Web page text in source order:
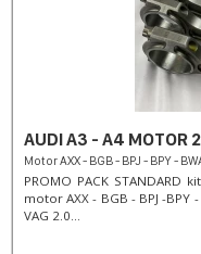
AUDI A3 - A4 MOTOR
Motor AXX - BGB - BPJ - BPY -
PROMO PACK
motor AXX - BGB - BPJ -
VAG 2.0...